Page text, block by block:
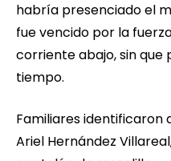
habría presenciado el
fue vencido por la
corriente abajo, sin que
tiempo.
Familiares identificaron
Ariel Hernández